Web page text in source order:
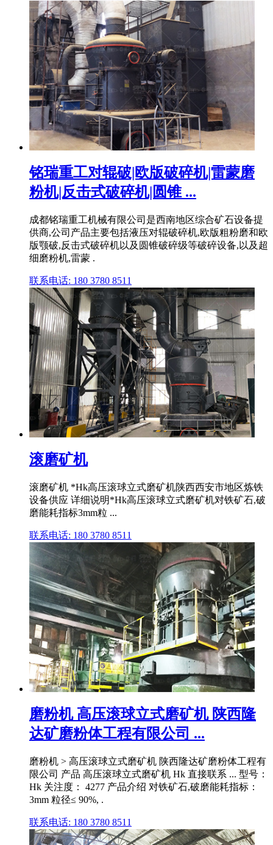
铭瑞重工对辊破|欧版破碎机|雷蒙磨
粉机|反击式破碎机|圆锥 ...
成都铭瑞重工机械有限公司是西南地区综合矿石设备提
供商,公司产品主要包括液压对辊破碎机,欧版粗粉磨和欧
版颚破,反击式破碎机以及圆锥破碎级等破碎设备,以及超
细磨粉机,雷蒙 .
联系电话: 180 3780 8511
滚磨矿机
滚磨矿机 *Hk高压滚球立式磨矿机陕西西安市地区炼铁
设备供应 详细说明*Hk高压滚球立式磨矿机对铁矿石,破
磨能耗指标3mm粒 ...
联系电话: 180 3780 8511
磨粉机 高压滚球立式磨矿机 陕西隆
达矿磨粉体工程有限公司 ...
磨粉机 > 高压滚球立式磨矿机 陕西隆达矿磨粉体工程有
限公司 产品 高压滚球立式磨矿机 Hk 直接联系 ... 型号：
Hk 关注度： 4277 产品介绍 对铁矿石,破磨能耗指标：
3mm 粒径≤ 90%, .
联系电话: 180 3780 8511